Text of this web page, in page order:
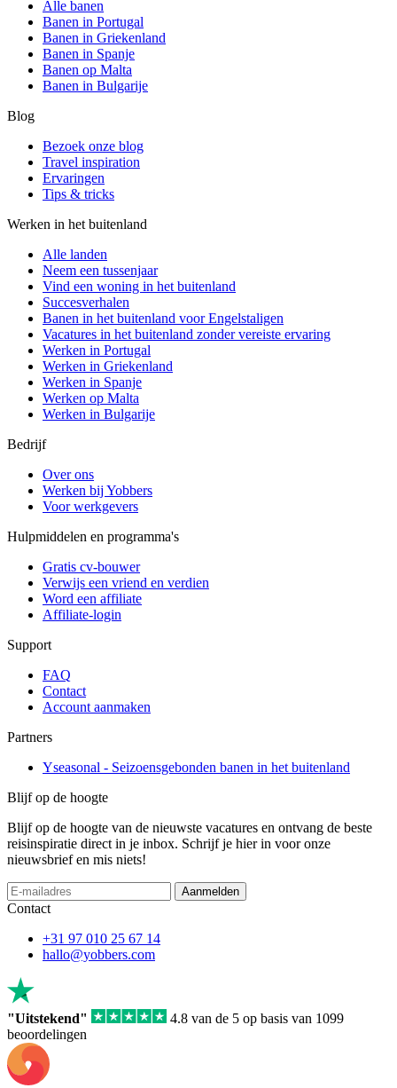
Alle banen
Banen in Portugal
Banen in Griekenland
Banen in Spanje
Banen op Malta
Banen in Bulgarije
Blog
Bezoek onze blog
Travel inspiration
Ervaringen
Tips & tricks
Werken in het buitenland
Alle landen
Neem een ​​tussenjaar
Vind een woning in het buitenland
Succesverhalen
Banen in het buitenland voor Engelstaligen
Vacatures in het buitenland zonder vereiste ervaring
Werken in Portugal
Werken in Griekenland
Werken in Spanje
Werken op Malta
Werken in Bulgarije
Bedrijf
Over ons
Werken bij Yobbers
Voor werkgevers
Hulpmiddelen en programma's
Gratis cv-bouwer
Verwijs een vriend en verdien
Word een affiliate
Affiliate-login
Support
FAQ
Contact
Account aanmaken
Partners
Yseasonal - Seizoensgebonden banen in het buitenland
Blijf op de hoogte
Blijf op de hoogte van de nieuwste vacatures en ontvang de beste
reisinspiratie direct in je inbox. Schrijf je hier in voor onze
nieuwsbrief en mis niets!
If
you
human,
this
field
Aanmelden
Contact
+31 97 010 25 67 14
hallo@yobbers.com
"Uitstekend"
4.8 van de 5 op basis van 1099
beoordelingen